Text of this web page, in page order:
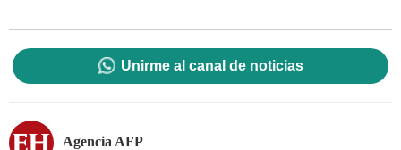
Unirme al canal de noticias
Agencia AFP